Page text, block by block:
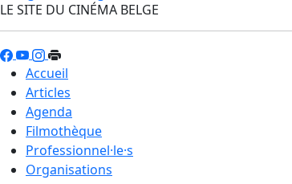
LE SITE DU CINÉMA BELGE
Accueil
Articles
Agenda
Filmothèque
Professionnel·le·s
Organisations